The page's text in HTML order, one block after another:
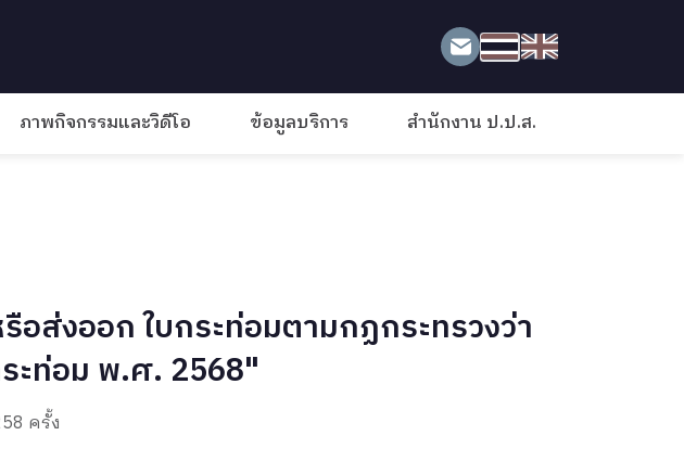
ภาพกิจกรรมและวิดีโอ ข้อมูลบริการ สำนักงาน ป.ป.ส.
ส่งออก ใบกระท่อมตามกฏกระทรวงว่า
ะท่อม พ.ศ. 2568"
ครั้ง